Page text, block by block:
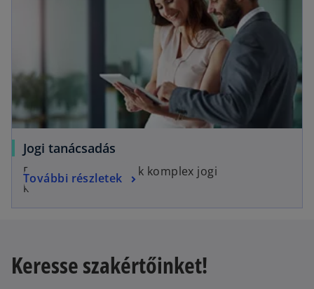
Jogi tanácsadás
Egyszerű megoldások komplex jogi
kérdésekben.
További részletek
Keresse szakértőinket!